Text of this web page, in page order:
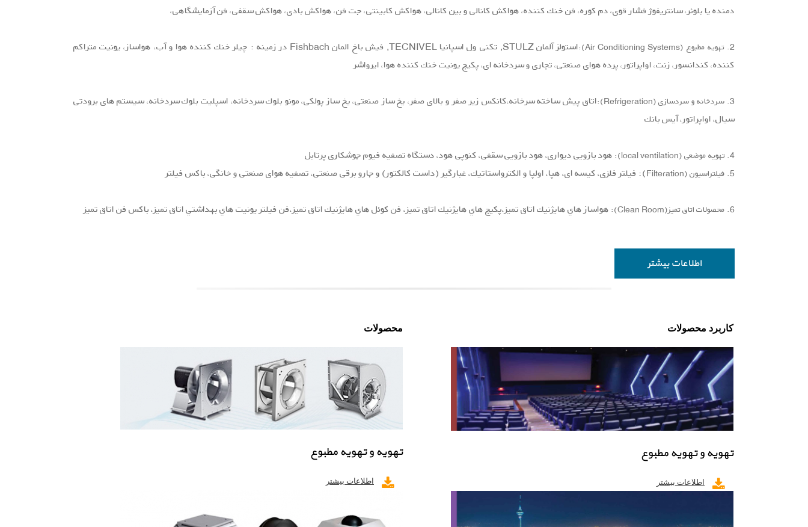
دمنده یا بلوئر، سانتریفوژ فشار قوی، دم كوره، فن خنك كننده، هواكش كانالی و بین كانالی، هواكش كابینتی، جت فن، هواكش بادی، هواكش سقفی، فن آزمایشگاهی،
2. تهویه مطبوع (Air Conditioning Systems):
استولز آلمان STULZ, تکنی ول اسپانیا TECNIVEL, فیش باخ المان Fishbach در زمینه : چیلر خنك كننده هوا و آب، هواساز، یونیت متراكم
كننده، كندانسور، زنت، اواپراتور، پرده هوای صنعتی، تجاری و سردخانه ای، پكیج یونیت خنك كننده هوا، ایرواشر
3. سردخانه و سردسازی (Refrigeration):
اتاق پیش ساخته سرخانه،كانكس زیر صفر و بالای صفر، یخ ساز صنعتی، یخ ساز پولكی، مونو بلوك سردخانه، اسپلیت بلوك سردخانه، سیستم های برودتی
سیال، اواپراتور، آیس بانك
4. تهویه موضعی (local ventilation): هود بازویی دیواری، هود بازویی سقفی، کنوپی هود، دستگاه تصفیه فیوم جوشکاری پرتابل
5. فیلتراسیون (Filteration ): فیلتر فلزی، كیسه ای، هپا، اولپا و الكترواستاتیك، غبارگیر (داست كالكتور) و جارو برقی صنعتی، تصفیه هوای صنعتی و خانگی، باکس فیلتر
6. محصولات اتاق تميز(Clean Room): هواساز هاي هايژنيك اتاق تميز،پكيج هاي هايژنيك اتاق تميز، فن كوئل هاي هايژنيك اتاق تميز،فن فيلتر يونيت هاي بهداشتي اتاق تميز، باكس فن اتاق تميز
اطلاعات بیشتر
کاربرد محصولات
تهویه و تهویه مطبوع
اطلاعات بیشتر
محصولات
تهویه و تهویه مطبوع
اطلاعات بیشتر